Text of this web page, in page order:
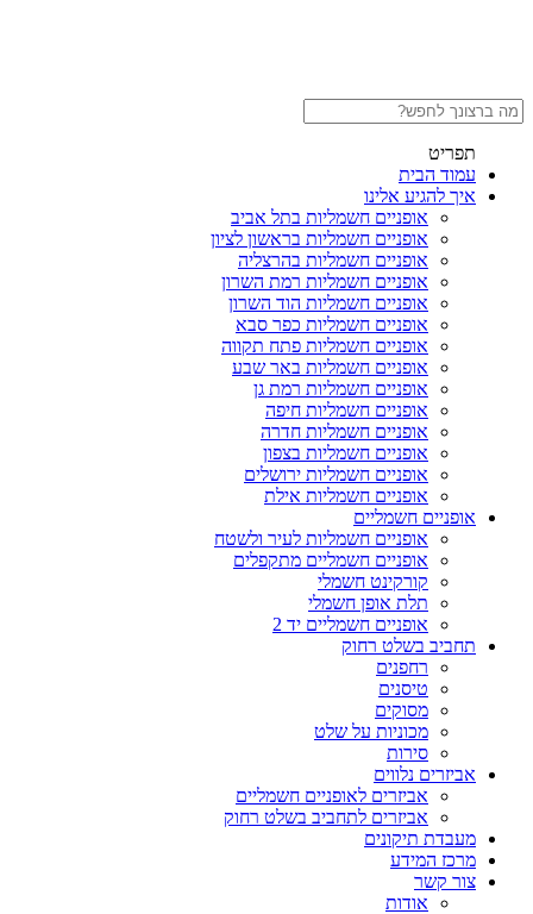
תפריט
עמוד הבית
איך להגיע אלינו
אופניים חשמליות בתל אביב
אופניים חשמליות בראשון לציון
אופניים חשמליות בהרצליה
אופניים חשמליות רמת השרון
אופניים חשמליות הוד השרון
אופניים חשמליות כפר סבא
אופניים חשמליות פתח תקווה
אופניים חשמליות באר שבע
אופניים חשמליות רמת גן
אופניים חשמליות חיפה
אופניים חשמליות חדרה
אופניים חשמליות בצפון
אופניים חשמליות ירושלים
אופניים חשמליות אילת
אופניים חשמליים
אופניים חשמליות לעיר ולשטח
אופניים חשמליים מתקפלים
קורקינט חשמלי
תלת אופן חשמלי
אופניים חשמליים יד 2
תחביב בשלט רחוק
רחפנים
טיסנים
מסוקים
מכוניות על שלט
סירות
אביזרים נלווים
אביזרים לאופניים חשמליים
אביזרים לתחביב בשלט רחוק
מעבדת תיקונים
מרכז המידע
צור קשר
אודות